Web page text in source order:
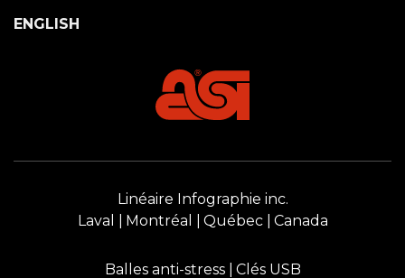
ENGLISH
Linéaire Infographie inc.
Laval
Montréal Québec Canada
Balles anti-stress Clés USB